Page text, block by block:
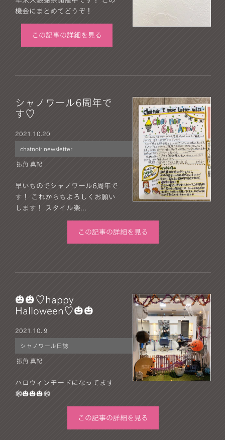
機会にまとめてどうぞ！
この記事の詳細を見る
シャノワール6周年で
す♡
2021. 10.20
chatnoir newsletter
振角 真紀
早いものでシャノワール6周年で
す！ これからもよろしくお願い
します！ スタイル楽...
この記事の詳細を見る
🎃🎃♡happy
Halloween♡🎃🎃
2021. 10. 9
シャノワール日誌
振角 真紀
ハロウィンモードになってます
🕸🎃🎃🎃🕸
この記事の詳細を見る